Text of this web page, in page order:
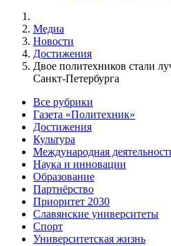
Медиа
Новости
Достижения
Двое политехников стали
Санкт-Петербурга
Все рубрики
Газета «Политехник»
Достижения
Культура
Международная
Наука и инновации
Образование
Партнёрство
Приоритет 2030
Славянские университеты
Спорт
Университетская жизнь